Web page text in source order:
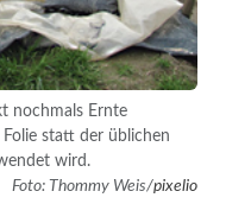
nochmals Ernte
statt der üblichen
wird.
Foto: Thommy Weis/pixelio